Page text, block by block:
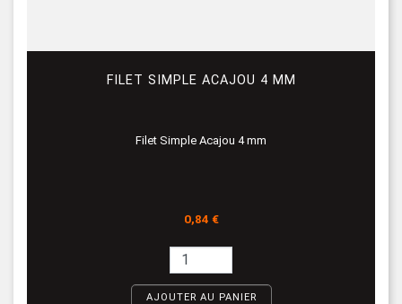
FILET SIMPLE ACAJOU 4 MM
Filet Simple Acajou 4 mm
Prix
0,84 €
AJOUTER AU PANIER